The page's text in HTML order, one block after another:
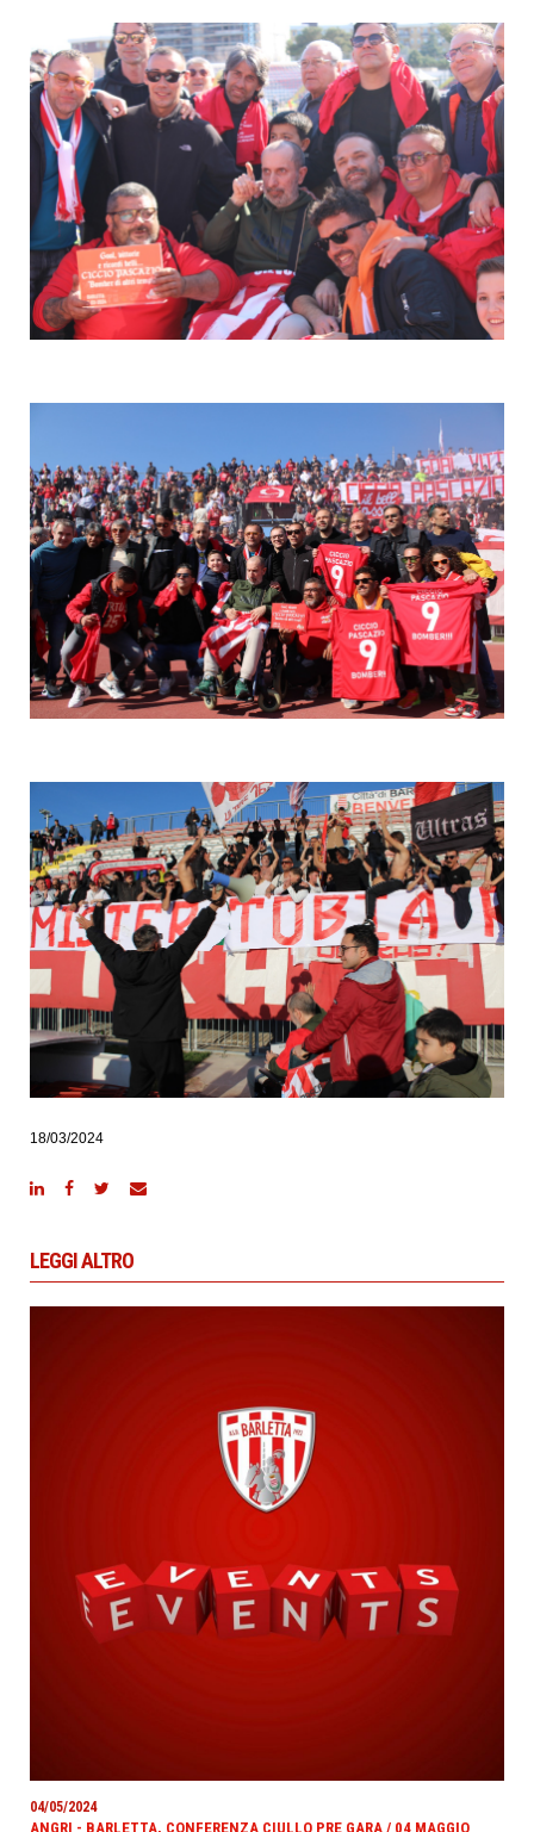
18/03/2024
LEGGI ALTRO
04/05/2024
ANGRI - BARLETTA, CONFERENZA CIULLO PRE GARA / 04 MAGGIO